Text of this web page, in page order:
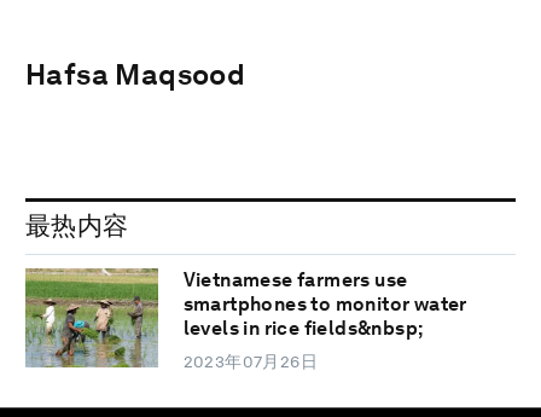
Hafsa Maqsood
最热内容
Vietnamese farmers use
smartphones to monitor water
levels in rice fields&nbsp;
2023年07月26日